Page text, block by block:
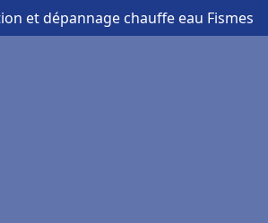
et dépannage chauffe eau Fismes